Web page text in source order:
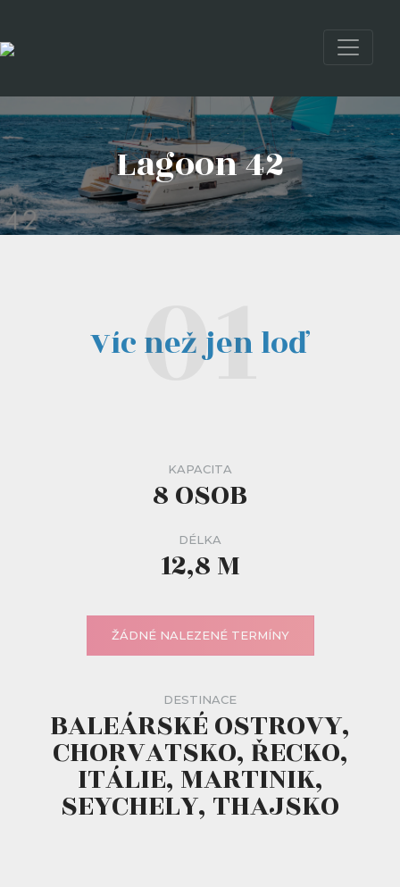
Lagoon 42
Víc než jen loď
KAPACITA
8 OSOB
DÉLKA
12,8 M
ŽÁDNÉ NALEZENÉ TERMÍNY
DESTINACE
BALEÁRSKÉ OSTROVY,
CHORVATSKO, ŘECKO,
ITÁLIE, MARTINIK,
SEYCHELY, THAJSKO